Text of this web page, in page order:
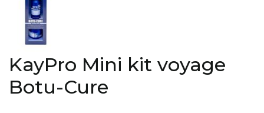
KayPro Mini kit voyage
Botu-Cure